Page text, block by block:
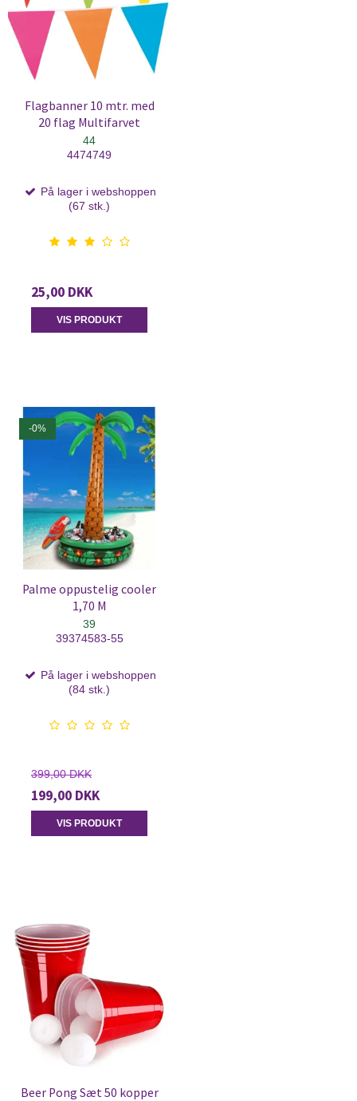
Flagbanner 10 mtr. med
20 flag Multifarvet
44
4474749
På lager i webshoppen
(67 stk.)
25,00 DKK
VIS PRODUKT
-0%
Palme oppustelig cooler
1,70 M
39
39374583-55
På lager i webshoppen
(84 stk.)
399,00 DKK
199,00 DKK
VIS PRODUKT
Beer Pong Sæt 50 kopper